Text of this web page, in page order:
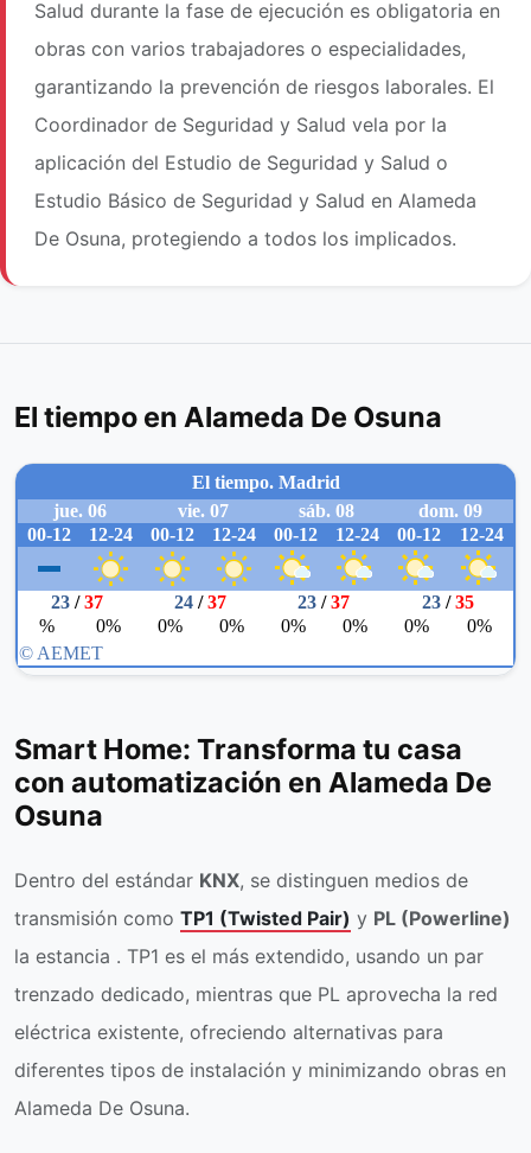
Salud durante la fase de ejecución es obligatoria en
obras con varios trabajadores o especialidades,
garantizando la prevención de riesgos laborales. El
Coordinador de Seguridad y Salud vela por la
aplicación del Estudio de Seguridad y Salud o
Estudio Básico de Seguridad y Salud en Alameda
De Osuna, protegiendo a todos los implicados.
El tiempo en Alameda De Osuna
Smart Home: Transforma tu casa
con automatización en Alameda De
Osuna
Dentro del estándar KNX, se distinguen medios de
transmisión como TP1 (Twisted Pair) y PL (Powerline)
la estancia . TP1 es el más extendido, usando un par
trenzado dedicado, mientras que PL aprovecha la red
eléctrica existente, ofreciendo alternativas para
diferentes tipos de instalación y minimizando obras en
Alameda De Osuna.